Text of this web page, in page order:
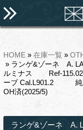
HOME » 在庫一覧 »
» ランゲ&ゾーネ A.
ルミナス Ref-
ーブ Cal.L901.2
OH済(2025/5)
ランゲ&ゾーネ A.